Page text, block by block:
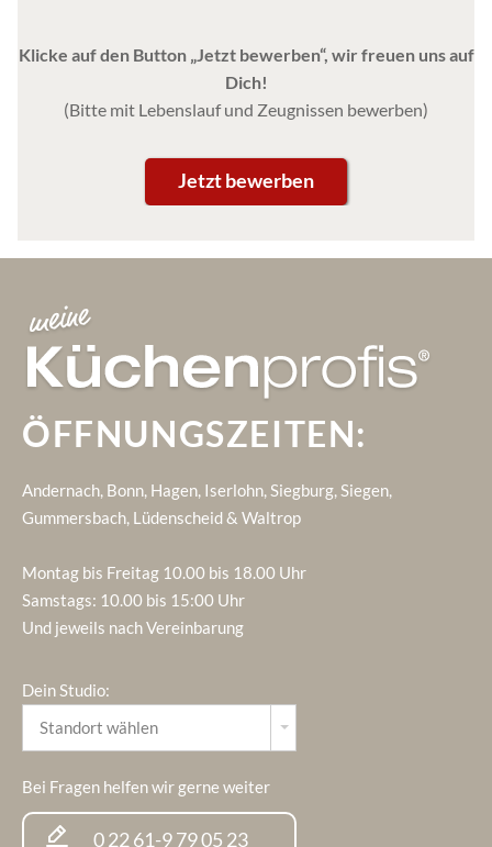
Klicke auf den Button „Jetzt bewerben“, wir freuen uns auf
Dich!
(Bitte mit Lebenslauf und Zeugnissen bewerben)
Jetzt bewerben
ÖFFNUNGSZEITEN:
Andernach, Bonn, Hagen, Iserlohn, Siegburg, Siegen,
Gummersbach, Lüdenscheid & Waltrop
Montag bis Freitag 10.00 bis 18.00 Uhr
Samstags: 10.00 bis 15:00 Uhr
Und jeweils nach Vereinbarung
Dein Studio:
Bei Fragen helfen wir gerne weiter
0 22 61-9 79 05 23